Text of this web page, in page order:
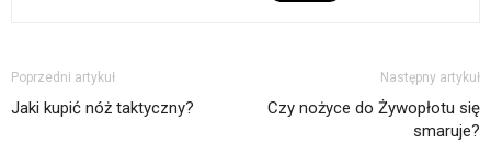
Poprzedni artykuł
Jaki kupić nóż taktyczny?
Następny artykuł
Czy nożyce do Żywopłotu się
smaruje?